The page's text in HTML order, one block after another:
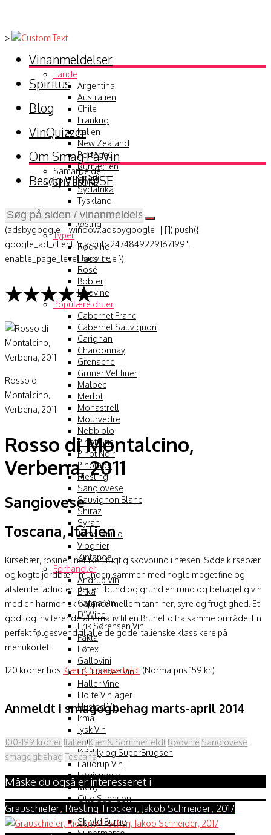
>
Vinanmeldelser
Lande
Argentina
Australien
Chile
Frankrig
Italien
New Zealand
Portugal
Rumænien
Spanien
Sydafrika
Tyskland
USA
Østrig
Typer
Rødvine
Hvidvine
Rosé
Bobler
Hedvine
Populære druer
Cabernet Franc
Cabernet Sauvignon
Carignan
Chardonnay
Grenache
Grüner Veltliner
Malbec
Merlot
Monastrell
Mourvedre
Nebbiolo
Pinot Gris
Pinot Noir
Pinotage
Riesling
Sangiovese
Sauvignon Blanc
Shiraz
Syrah
Tempranillo
Viognier
Zinfandel
Forhandler
Andrup Vin
Bilka
Cappa Vin
D’Wine
Erik Sørensen Vin
Fakta
Føtex
Gallovini
H.J. Hansen Vin
Haller Vine
Holte Vinlager
Husted Vin
Irma
Jysk Vin
Kjær & Sommerfeldt
Kvickly og SuperBrugsen
Laudrup Vin
Løgismose
Meny
Otto Suenson
Philipsonwine
Skjold Burne
Supermarco
Spiritus
Blog
VinQuizzer
Om Smag På Vin
Samarbejder
SPIS BEDRE
Besøg VINLØSE
(adsbygoogle = window.adsbygoogle || []).push({
google_ad_client: "ca-pub-2474849229167199",
enable_page_level_ads: true });
★★★★★
Rosso di
Montalcino,
Verbena, 2011
Rosso di Montalcino,
Verbena, 2011
Sangiovese
Toscana, Italien
Kirsebær, rosiner, nelliker, fugtig skovbund i næsen. Søde kirsebær
og kogte jordbær i munden sammen med nogle meget fine og
afstemte fadnoter. Det er i bund og grund en rund og behagelig vin
med en harmonisk balance mellem tanniner, syre og frugtighed. Et
godt og inviterende alternativ til en Brunello fra samme område. En
perfekt følgesvend til alle de gode italienske klassikere på
menukortet.
120 kroner hos Kjær & Sommerfeldt (Normalpris 159 kr.)
Anmeldt i smagogbehag marts-april 2014
100-199 kroner Italien Kjær & Sommerfeldt Rødvine Sangiovese
smagogbehag Toscana
Måske du også er interesseret i
Grauschiefer, Riesling Trocken, Jakob Schneider, 2017